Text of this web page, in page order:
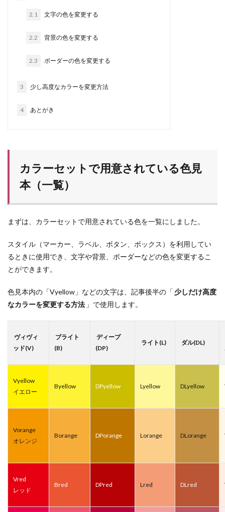
2.1 文字の色を変更する
2.2 背景の色を変更する
2.3 ボーダーの色を変更する
3 少し高度なカラーを変更方法
4 あとがき
カラーセットで用意されている色見
本（一覧）
まずは、カラーセットで用意されている色を一覧にしました。
スタイル（マーカー、ラベル、ボタン、ボックス）を利用してい
るときに使用でき、文字や背景、ボーダーなどの色を変更するこ
とができます。
色見本内の「Vyellow」などの文字は、記事後半の「少しだけ高度
なカラーを変更する方法 」で使用します。
ヴィヴィ
ッド(V)
ブライト
(B)
ディープ
(DP)
ライト(L) ダル(DL)
Vyellow
イエロー
Byellow DPyellow Lyellow DLyellow
Vorange
オレンジ
Borange DPorange Lorange DLorange
Vred
レッド
Bred DPred Lred DLred